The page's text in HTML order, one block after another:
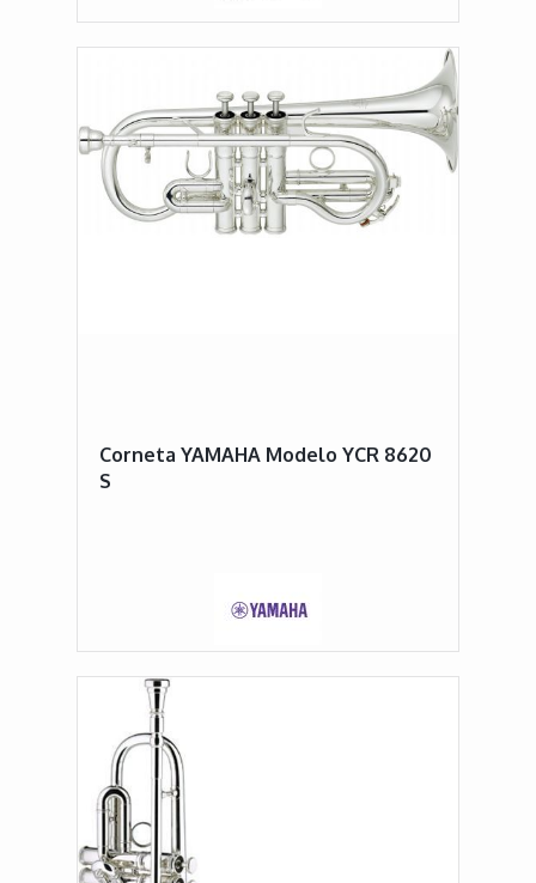
Corneta YAMAHA Modelo YCR 8620
S